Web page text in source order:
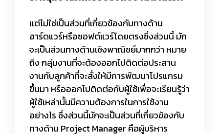
แต่ไม่ใช่เป็นส่วนที่เกี่ยวข้องกับทางด้าน
ฮาร์ดแวร์หรือซอฟต์แวร์โดยตรงซึ่งส่วนนี้ มัก
จะเป็นส่วนทางด้านเชิงพาณิชย์มากกว่า หมาย
ถึง กลุ่มงานที่จะต้องออกไปติดต่อประสาน
งานกับลูกค้าที่จะสั่งให้มีการพัฒนาโปรแกรม
ขึ้นมา หรือออกไปติดต่อกับผู้ใช้เพื่อจะเรียนรู้ว่า
ผู้ใช้เหล่านั้นมีความต้องการในการใช้งาน
อย่างไร ซึ่งส่วนนี้มักจะเป็นส่วนที่เกี่ยวข้องกับ
ทางด้าน Project Manager คือผู้บริหาร